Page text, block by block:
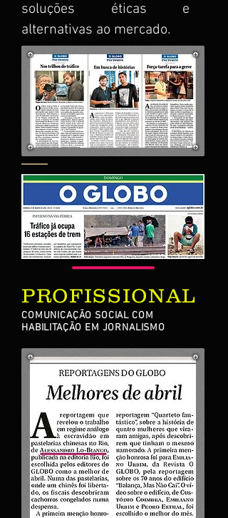
soluções éticas e
alternativas ao mercado.
PROFISSIONAL
COMUNICAÇÃO SOCIAL COM
HABILITAÇÃO EM JORNALISMO